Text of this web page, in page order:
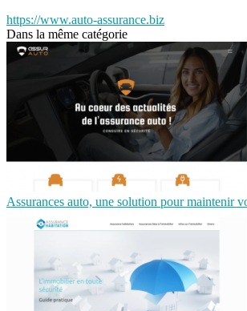
https://www.auto-assurance.biz
Dans la même catégorie
Assurances auto, une solution pour maintenir